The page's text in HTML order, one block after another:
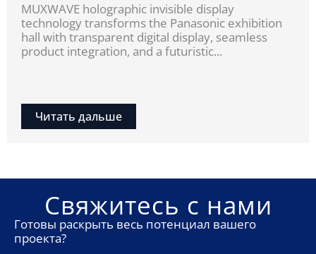
MUXWAVE holographic invisible display
technology transforms the Panasonic exhibition
hall with transparent digital display, seamless
product integration, and a futuristic...
Читать дальше
Свяжитесь с нами
Готовы раскрыть весь потенциал вашего
проекта?